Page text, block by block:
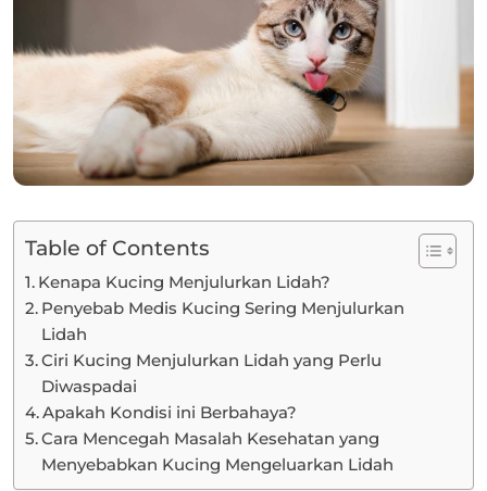
Table of Contents
Kenapa Kucing Menjulurkan Lidah?
Penyebab Medis Kucing Sering Menjulurkan
Lidah
Ciri Kucing Menjulurkan Lidah yang Perlu
Diwaspadai
Apakah Kondisi ini Berbahaya?
Cara Mencegah Masalah Kesehatan yang
Menyebabkan Kucing Mengeluarkan Lidah